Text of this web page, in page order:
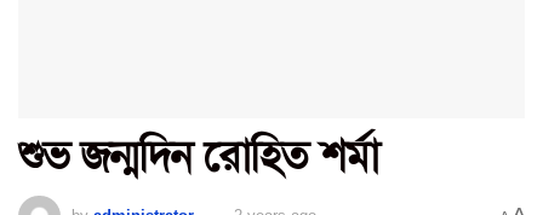
শুভ জন্মদিন রোহিত শর্মা